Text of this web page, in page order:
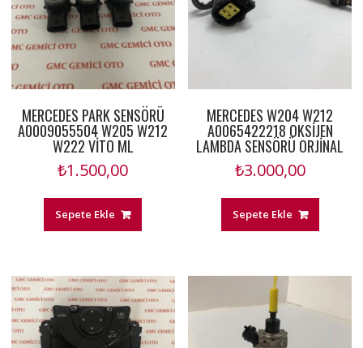
MERCEDES PARK SENSÖRÜ
A0009055504 W205 W212
W222 VİTO ML
₺1.500,00
Sepete Ekle
MERCEDES W204 W212
A0065422218 OKSİJEN
LAMBDA SENSÖRÜ ORJİNAL
₺3.000,00
Sepete Ekle